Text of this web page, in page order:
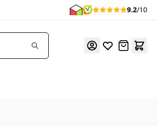
9.2/10
Offerte